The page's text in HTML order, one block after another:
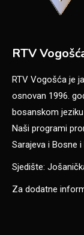
RTV
RTV Vogošća je
osnovan 1996.
bosanskom
Naši programi
Sarajeva i Bosne i
Sjedište:
Za dodatne